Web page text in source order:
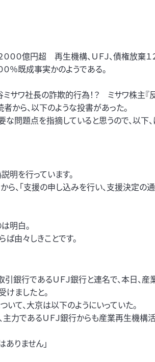
００億円超 再生機構、ＵＦＪ、債権放棄１
％既成事実かのようである。
ミサワ社長の詐欺的行為！？ ミサワ株主『
から、以下のような投書があった。
な問題点を指摘していると思うので、以下
明を行っています。
、「支援の申し込みを行い、支援決定の
明白。
由々しきことです。
行であるＵＦＪ銀行と連名で、本日、産
ましたと。
いて、大京は以下のようにいっていた。
主力であるＵＦＪ銀行からも産業再生機
りません」